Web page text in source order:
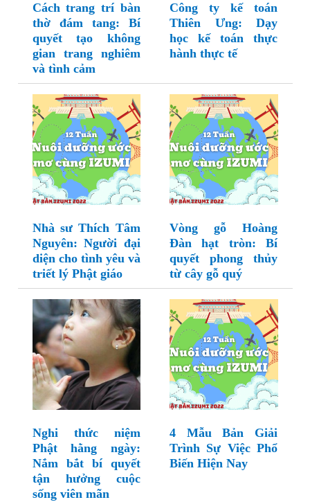
Cách trang trí bàn
thờ đám tang: Bí
quyết tạo không
gian trang nghiêm
và tình cảm
Công ty kế toán
Thiên Ưng: Dạy
học kế toán thực
hành thực tế
Nhà sư Thích Tâm
Nguyên: Người đại
diện cho tình yêu và
triết lý Phật giáo
Vòng gỗ Hoàng
Đàn hạt tròn: Bí
quyết phong thủy
từ cây gỗ quý
Nghi thức niệm
Phật hằng ngày:
Nắm bắt bí quyết
tận hưởng cuộc
sống viên mãn
4 Mẫu Bản Giải
Trình Sự Việc Phổ
Biến Hiện Nay